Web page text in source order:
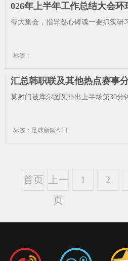
026年上半年工作总结大会
夸大集会，指导凝心铸魂一要抓实研
标签：
汇总韩职联及其他热点赛事
莫射门被库尔图瓦扑出上半场第30分
标签：足球新闻今日
首页
上一
页
1 2